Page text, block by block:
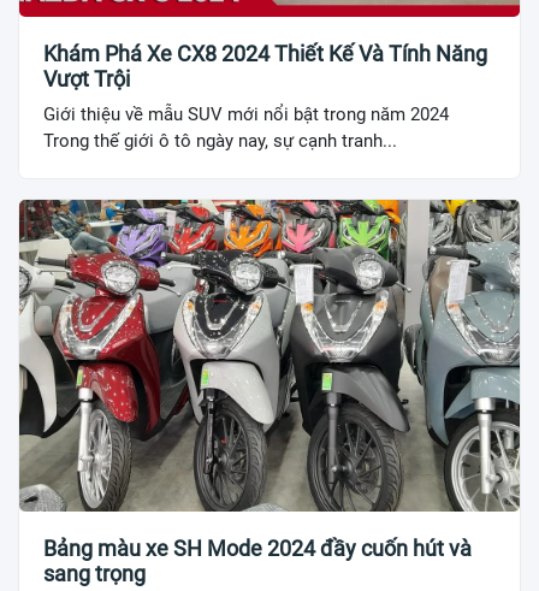
Khám Phá Xe CX8 2024 Thiết Kế Và Tính Năng
Vượt Trội
Giới thiệu về mẫu SUV mới nổi bật trong năm 2024
Trong thế giới ô tô ngày nay, sự cạnh tranh...
Bảng màu xe SH Mode 2024 đầy cuốn hút và
sang trọng